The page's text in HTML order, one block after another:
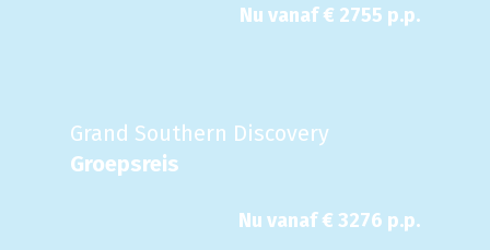
Nu vanaf € 2755 p.p.
Grand Southern Discovery
Groepsreis
Nu vanaf € 3276 p.p.